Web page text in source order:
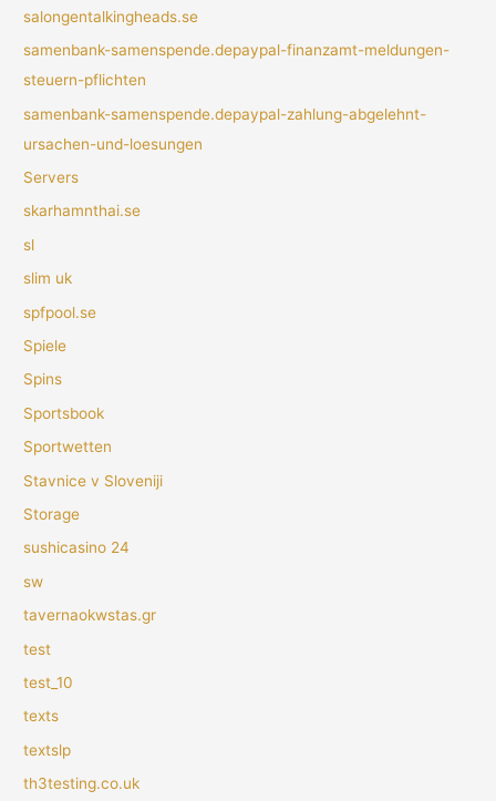
salongentalkingheads.se
samenbank-samenspende.depaypal-finanzamt-meldungen-
steuern-pflichten
samenbank-samenspende.depaypal-zahlung-abgelehnt-
ursachen-und-loesungen
Servers
skarhamnthai.se
sl
slim uk
spfpool.se
Spiele
Spins
Sportsbook
Sportwetten
Stavnice v Sloveniji
Storage
sushicasino 24
sw
tavernaokwstas.gr
test
test_10
texts
textslp
th3testing.co.uk